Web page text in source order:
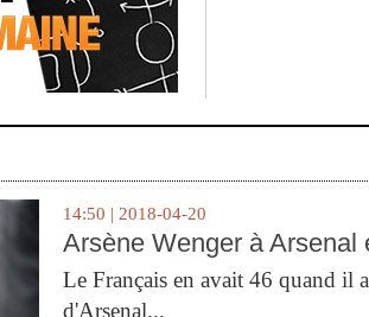
14:50 | 2018-04-20
Arsène Wenger à Arsenal
Le Français en avait 46 quand il
d'Arsenal...